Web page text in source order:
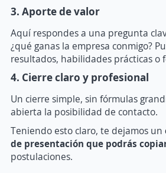
3. Aporte de valor
Aquí respondes a una pregunta
¿qué ganas la empresa conmigo?
resultados, habilidades prácticas o
4. Cierre claro y profesional
Un cierre simple, sin fórmulas
abierta la posibilidad de contacto.
Teniendo esto claro, te dejamos un
de presentación que podrás
postulaciones.